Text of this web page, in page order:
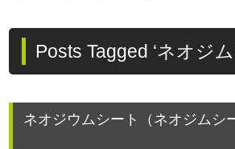
Posts Tagged ‘ネオジ
ネオジウムシート（ネオジムシ